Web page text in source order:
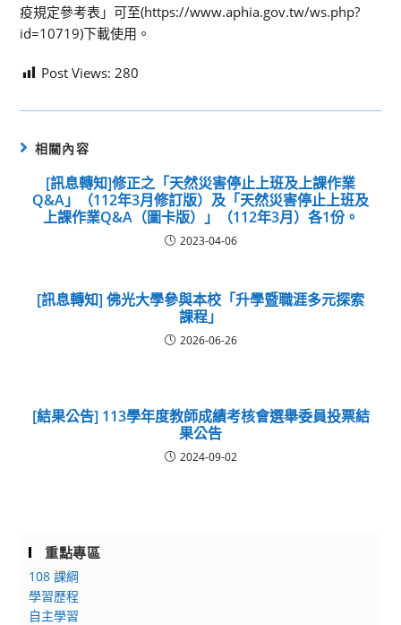
疫規定參考表」可至(https://www.aphia.gov.tw/ws.php?
id=10719)下載使用。
Post Views: 280
相關內容
[訊息轉知]修正之「天然災害停止上班及上課作業
Q&A」（112年3月修訂版）及「天然災害停止上班及
上課作業Q&A（圖卡版）」（112年3月）各1份。
2023-04-06
[訊息轉知] 佛光大學參與本校「升學暨職涯多元探索
課程」
2026-06-26
[結果公告] 113學年度教師成績考核會選舉委員投票結
果公告
2024-09-02
重點專區
108 課綱
學習歷程
自主學習